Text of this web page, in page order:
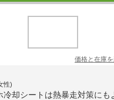
価格と在庫を
性)
冷却シートは熱暴走対策にも